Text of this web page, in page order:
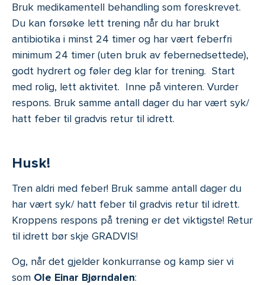
Bruk medikamentell behandling som foreskrevet.
Du kan forsøke lett trening når du har brukt
antibiotika i minst 24 timer og har vært feberfri
minimum 24 timer (uten bruk av febernedsettede),
godt hydrert og føler deg klar for trening. Start
med rolig, lett aktivitet. Inne på vinteren. Vurder
respons. Bruk samme antall dager du har vært syk/
hatt feber til gradvis retur til idrett.
Husk!
Tren aldri med feber! Bruk samme antall dager du
har vært syk/ hatt feber til gradvis retur til idrett.
Kroppens respons på trening er det viktigste! Retur
til idrett bør skje GRADVIS!
Og, når det gjelder konkurranse og kamp sier vi
som Ole Einar Bjørndalen: